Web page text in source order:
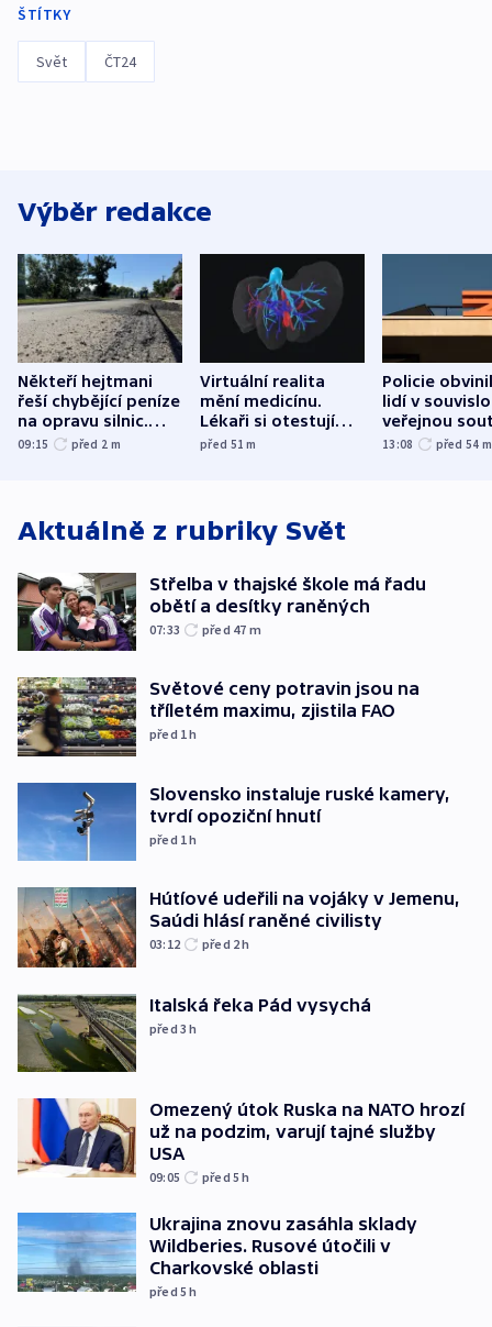
ŠTÍTKY
Svět ČT24
Výběr redakce
Někteří hejtmani
řeší chybějící peníze
na opravu silnic.
Údržba je v gesci
09:15 před 2 m
Virtuální realita
mění medicínu.
Lékaři si otestují
každý řez, říká
před 51m
Policie
lidí v
veřejnou
Správy
13:08 před 54 m
Aktuálně z rubriky Svět
Střelba v thajské škole má řadu
obětí a desítky raněných
07:33 před 47 m
Světové ceny potravin jsou na
tříletém maximu, zjistila FAO
před 1h
Slovensko instaluje ruské kamery,
tvrdí opoziční hnutí
před 1h
Hútíové udeřili na vojáky v Jemenu,
Saúdi hlásí raněné civilisty
03:12 před 2h
Italská řeka Pád vysychá
před 3h
Omezený útok Ruska na NATO hrozí
už na podzim, varují tajné služby
USA
09:05 před 5h
Ukrajina znovu zasáhla sklady
Wildberies. Rusové útočili v
Charkovské oblasti
před 5h